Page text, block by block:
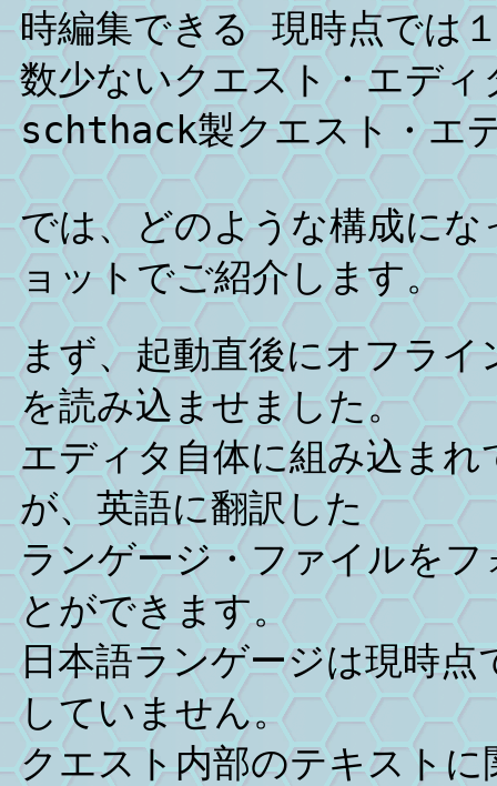
時編集できる 現時点では
数少ないクエスト・エデ
schthack製クエスト・エ
では、どのような構成に
ョットでご紹介します。
まず、起動直後にオフラ
を読み込ませました。
エディタ自体に組み込ま
が、英語に翻訳した
ランゲージ・ファイルを
とができます。
日本語ランゲージは現時
していません。
クエスト内部のテキスト